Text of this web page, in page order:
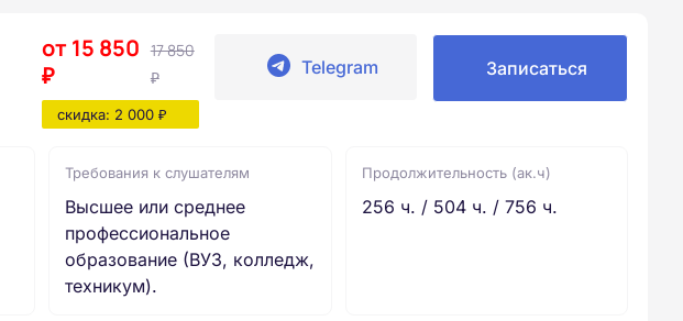
от 15 850
₽
17 850
₽
скидка: 2 000 ₽
Telegram Записаться
Требования к слушателям
Высшее или среднее
профессиональное
образование (ВУЗ, колледж,
техникум).
Продолжительность (ак.ч)
256 ч. / 504 ч. / 756 ч.